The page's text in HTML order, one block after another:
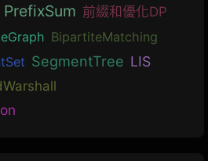
PrefixSum 前綴和優化DP
BipartiteMatching
SegmentTree LIS